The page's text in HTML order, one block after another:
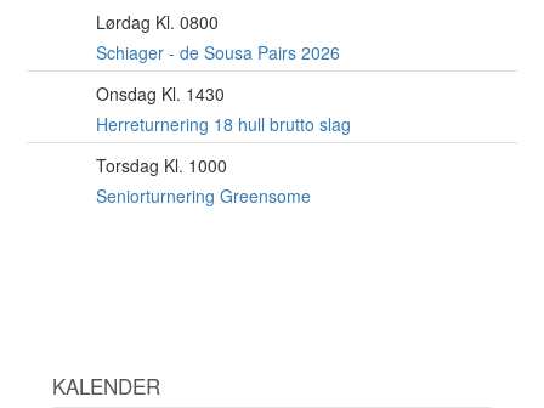
Lørdag Kl. 0800
Schiager - de Sousa Pairs 2026
Onsdag Kl. 1430
Herreturnering 18 hull brutto slag
Torsdag Kl. 1000
Seniorturnering Greensome
KALENDER